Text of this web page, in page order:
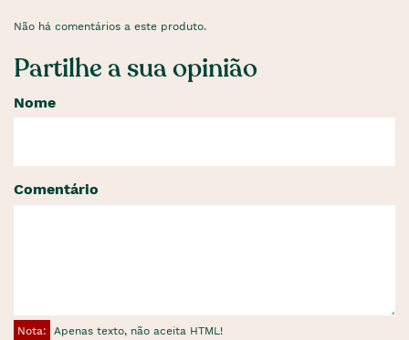
Não há comentários a este produto.
Partilhe a sua opinião
Nome
Comentário
Nota: Apenas texto, não aceita HTML!